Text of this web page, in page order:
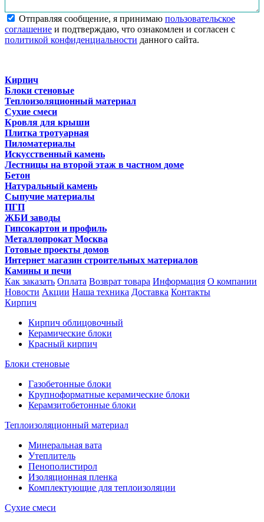
Отправляя сообщение, я принимаю пользовательское
соглашение и подтверждаю, что ознакомлен и согласен с
политикой конфиденциальности данного сайта.
Кирпич
Блоки стеновые
Теплоизоляционный материал
Сухие смеси
Кровля для крыши
Плитка тротуарная
Пиломатериалы
Искусственный камень
Лестницы на второй этаж в частном доме
Бетон
Натуральный камень
Сыпучие материалы
ПГП
ЖБИ заводы
Гипсокартон и профиль
Металлопрокат Москва
Готовые проекты домов
Интернет магазин строительных материалов
Камины и печи
Как заказать Оплата Возврат товара Информация О компании
Новости Акции Наша техника Доставка Контакты
Кирпич
Кирпич облицовочный
Керамические блоки
Красный кирпич
Блоки стеновые
Газобетонные блоки
Крупноформатные керамические блоки
Керамзитобетонные блоки
Теплоизоляционный материал
Минеральная вата
Утеплитель
Пенополистирол
Изоляционная пленка
Комплектующие для теплоизоляции
Сухие смеси